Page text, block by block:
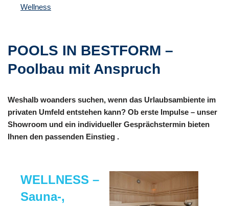
Wellness
POOLS IN BESTFORM –
Poolbau mit Anspruch
Weshalb woanders suchen, wenn das Urlaubsambiente im
privaten Umfeld entstehen kann? Ob erste Impulse – unser
Showroom und ein individueller Gesprächstermin bieten
Ihnen den passenden Einstieg .
WELLNESS –
Sauna-,